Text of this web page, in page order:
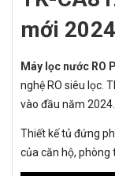
mới 2024
Máy lọc nước RO
nghệ RO siêu lọc.
vào đầu năm 2024.
Thiết kế tủ đứng
của căn hộ, phòng